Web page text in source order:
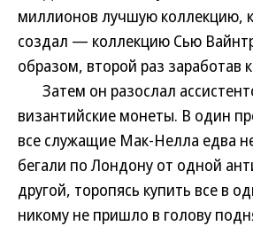
миллионов лучшую коллекцию,
создал — коллекцию Сью
образом, второй раз заработав
Затем он разослал
византийские монеты. В один
все служащие Мак-Нелла едва
бегали по Лондону от одной
другой, торопясь купить все в
никому не пришло в голову